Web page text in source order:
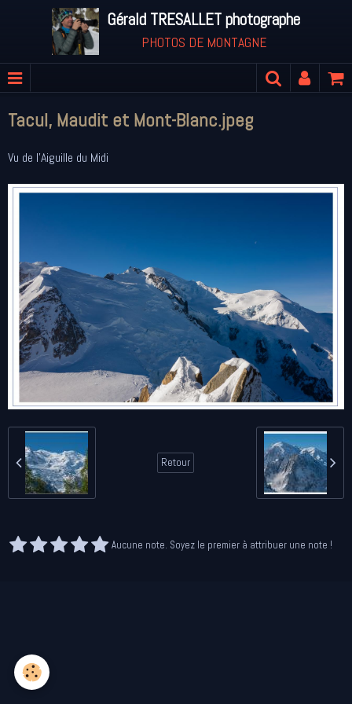
Gérald TRESALLET photographe
PHOTOS DE MONTAGNE
Tacul, Maudit et Mont-Blanc.jpeg
Vu de l'Aiguille du Midi
Retour
Aucune note. Soyez le premier à attribuer une note !